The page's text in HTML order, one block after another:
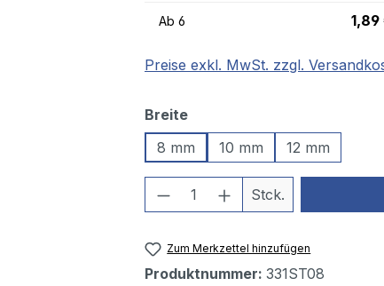
Ab 6 1,89
Preise exkl. MwSt. zzgl.
Breiteauswählen
8 mm
10 mm 12 mm
Produkt Anzahl: Gib
Stck.
Zum Merkzettel hinzufügen
Produktnummer: 331ST08